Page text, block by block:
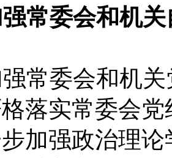
常委会和机
常委会和机关
落实常委会
加强政治理